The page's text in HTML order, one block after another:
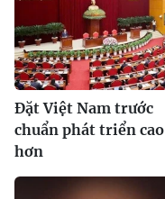
Đặt Việt Nam trước
chuẩn phát triển cao
hơn